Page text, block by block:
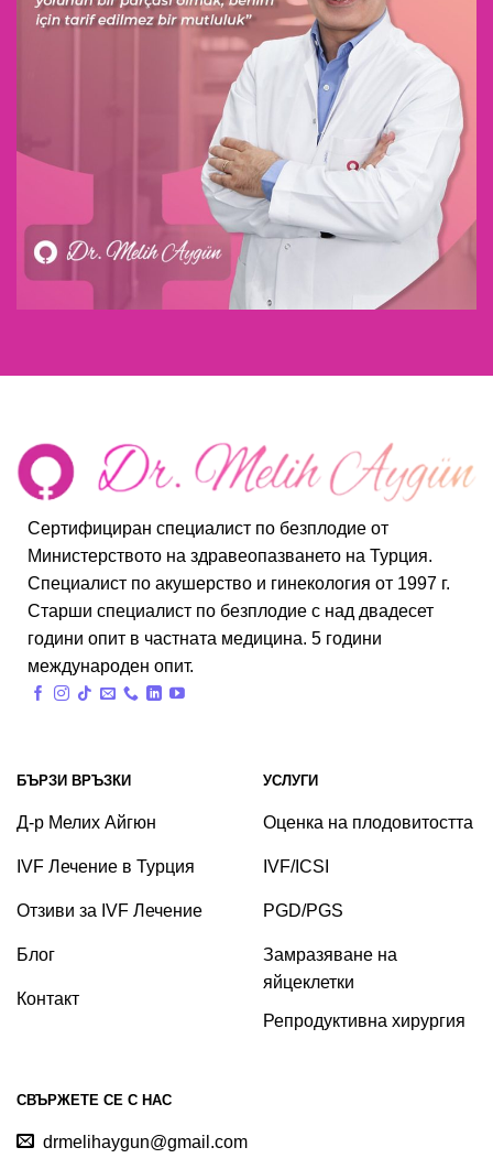
Сертифициран специалист по безплодие от
Министерството на здравеопазването на Турция.
Специалист по акушерство и гинекология от 1997 г.
Старши специалист по безплодие с над двадесет
години опит в частната медицина. 5 години
международен опит.
БЪРЗИ ВРЪЗКИ
Д-р Мелих Айгюн
IVF Лечение в Турция
Отзиви за IVF Лечение
Блог
Контакт
УСЛУГИ
Оценка на плодовитостта
IVF/ICSI
PGD/PGS
Замразяване на
яйцеклетки
Репродуктивна хирургия
СВЪРЖЕТЕ СЕ С НАС
drmelihaygun@gmail.com